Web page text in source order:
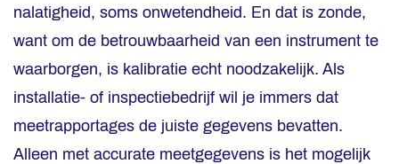
nalatigheid, soms onwetendheid. En dat is zonde,
want om de betrouwbaarheid van een instrument te
waarborgen, is kalibratie echt noodzakelijk. Als
installatie- of inspectiebedrijf wil je immers dat
meetrapportages de juiste gegevens bevatten.
Alleen met accurate meetgegevens is het mogelijk